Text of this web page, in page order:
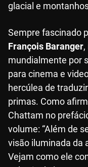
glacial e
Sempre fascinado
François Baranger
mundialmente por
para cinema e
hercúlea de
primas. Como
Chattam no
volume: “Além de
visão iluminada da
Vejam como ele